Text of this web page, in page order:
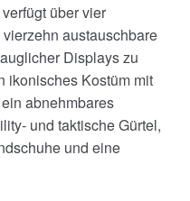
über vier
austauschbare
Displays zu
ikonisches Kostüm mit
abnehmbares
und taktische Gürtel,
und eine